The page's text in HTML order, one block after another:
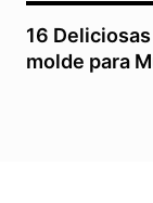
16
molde para